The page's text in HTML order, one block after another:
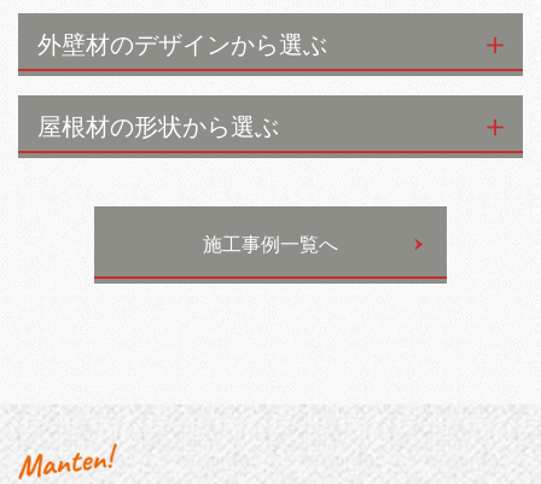
外壁材のデザインから選ぶ
屋根材の形状から選ぶ
施工事例一覧へ